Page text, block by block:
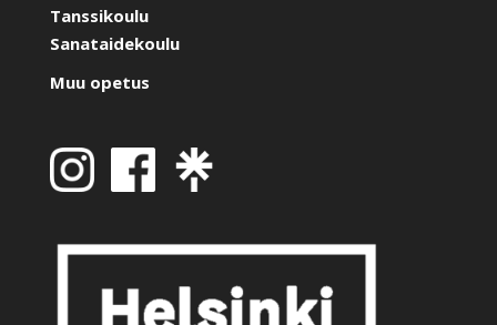
Tanssikoulu
Sanataidekoulu
Muu opetus